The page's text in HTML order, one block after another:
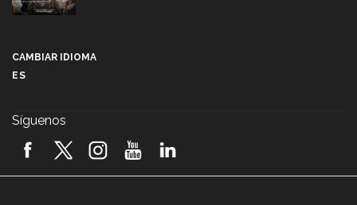
2026! (video)
CAMBIAR IDIOMA
ES
Síguenos